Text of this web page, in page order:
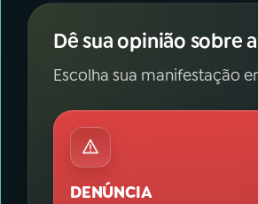
Dê sua opinião sobre
Escolha sua manifestação
DENÚNCIA